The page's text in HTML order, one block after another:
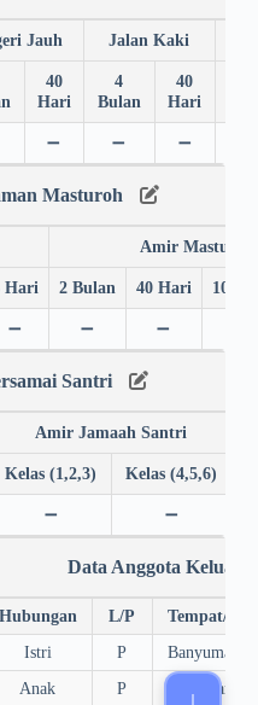
Jauh Jalan Kaki
40
Hari
4
Bulan
40
Hari
➖ ➖ ➖
Masturoh
Amir Masturoh
Hari 2 Bulan 40 Hari 10
➖ ➖ ➖
Santri
Amir Jamaah Santri
Kelas (1,2,3) Kelas (4,5,6)
➖ ➖
Data Anggota
Hubungan L/P
Tempat/
Istri P
Banyumas,
Anak P